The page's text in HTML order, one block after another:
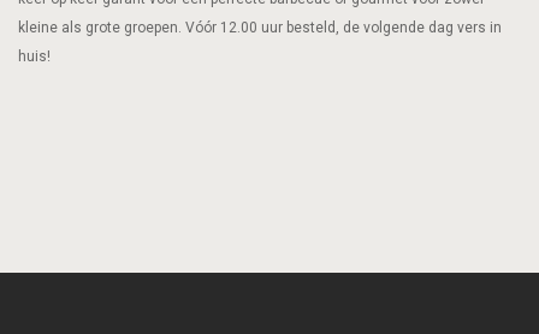
kleine als grote groepen. Vóór 12.00 uur besteld, de volgende dag vers in
huis!